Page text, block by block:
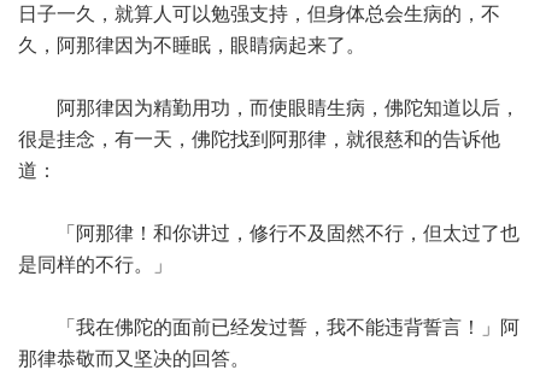
日子一久，就算人可以勉强支持，但身体总会生病的，不
久，阿那律因为不睡眠，眼睛病起来了。
阿那律因为精勤用功，而使眼睛生病，佛陀知道以后，
很是挂念，有一天，佛陀找到阿那律，就很慈和的告诉他
道：
「阿那律！和你讲过，修行不及固然不行，但太过了也
是同样的不行。」
「我在佛陀的面前已经发过誓，我不能违背誓言！」阿
那律恭敬而又坚决的回答。